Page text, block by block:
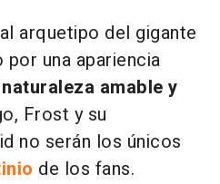
arquetipo del gigante
una apariencia
naturaleza amable y
Frost y su
no serán los únicos
de los fans.